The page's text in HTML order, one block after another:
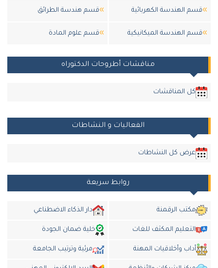
قسم الهندسة الكهربائية قسم هندسة الطرائق
قسم الهندسة الميكانيكية قسم علوم المادة
مناقشات أطروحات الدكتوراه
كل المناقشات
الفعاليات و النشاطات
عرض كل النشاطات
روابط سريعة
مكتب الرقمنة دار الذكاء الاضطناعي
التعليم المكثف للغات خلية ضمان الجودة
أداب وأخلاقيات المهنة مرئية وترتيب الجامعة